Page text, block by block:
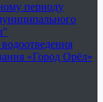
периоду
«Город Орёл»